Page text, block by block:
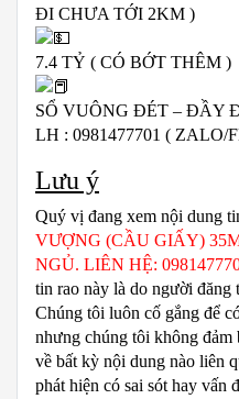
ĐI CHƯA TỚI 2KM )
7.4 TỶ ( CÓ BỚT THÊM )
SỔ VUÔNG ĐÉT – ĐẦY
LH : 0981477701 ( ZALO/
Lưu ý
Quý vị đang xem nội dung
VƯỢNG (CẦU GIẤY)
NGỦ. LIÊN HỆ:
tin rao này là do người đăng
Chúng tôi luôn cố gắng để
nhưng chúng tôi không đảm
về bất kỳ nội dung nào liên
phát hiện có sai sót hay vấn